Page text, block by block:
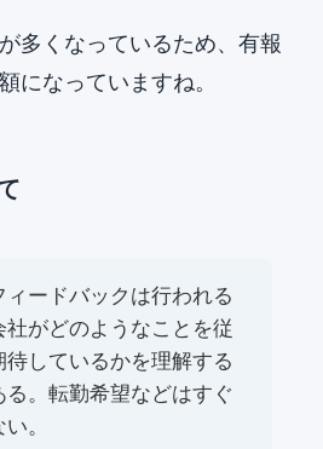
多くなっているため、有報
になっていますね。
ィードバックは行われる
社がどのようなことを従
待しているかを理解する
る。転勤希望などはすぐ
。